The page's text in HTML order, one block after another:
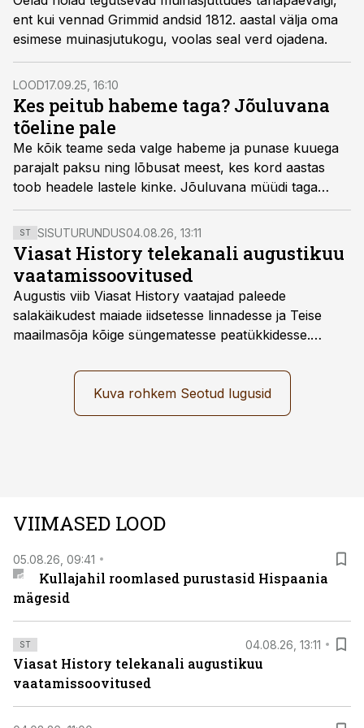
ent kui vennad Grimmid andsid 1812. aastal välja oma
esimese muinasjutukogu, voolas seal verd ojadena.
LOOD17.09.25, 16:10
Kes peitub habeme taga? Jõuluvana
tõeline pale
Me kõik teame seda valge habeme ja punase kuuega
parajalt paksu ning lõbusat meest, kes kord aastas
toob headele lastele kinke. Jõuluvana müüdi taga
peitub reaalne ajalooline isik, aga sellise jõulutaadi,
nagu me tänapäeval tunneme, lõi The Coca-Cola
Company.
ST SISUTURUNDUS04.08.26, 13:11
Viasat History telekanali augustikuu
vaatamissoovitused
Augustis viib Viasat History vaatajad paleede
salakäikudest maiade iidsetesse linnadesse ja Teise
maailmasõja kõige süngematesse peatükkidesse.
avastused ning seni nägemata kaadrid Kolmanda riigi
argielust avavad ajaloo tuntud sündmused täiesti uuest
vaatenurgast. Viasat History on saadaval kõikide Eesti
Kuva rohkem Seotud lugusid
VIIMASED LOOD
05.08.26, 09:41
Kullajahil roomlased purustasid Hispaania
mägesid
ST 04.08.26, 13:11
Viasat History telekanali augustikuu
vaatamissoovitused